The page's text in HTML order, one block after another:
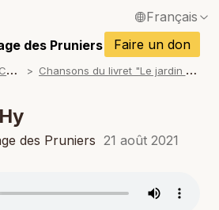
Français
English / Anglais
Español / Espagnol
Italiano / Italien
Tiếng Việt / Vietnamien
des Pruniers
Faire un don
C
hants, Chansons C
hansons du livret "Le jardin de mon coeur"
des Pruniers 21 août 2021